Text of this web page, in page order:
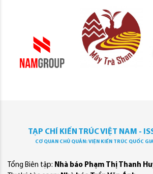
TẠP CHÍ KIẾN TRÚC VIỆT NAM -
CƠ QUAN CHỦ QUẢN: VIỆN KIẾN TRÚC QUỐC
Tổng Biên tập: Nhà báo Phạm Thị Thanh